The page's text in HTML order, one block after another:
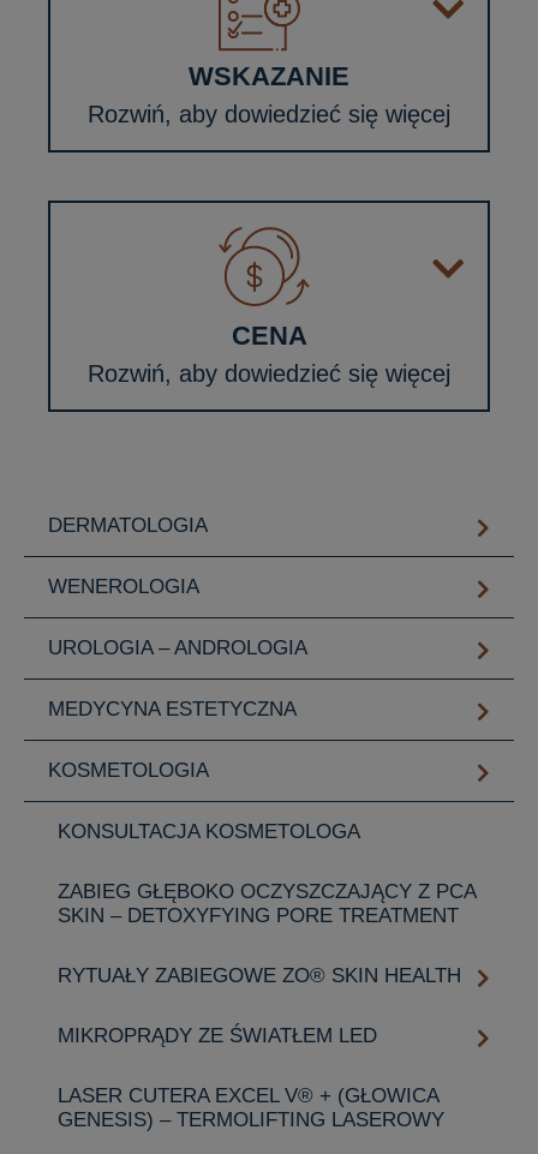
DERMATOLOGIA
WENEROLOGIA
UROLOGIA – ANDROLOGIA
MEDYCYNA ESTETYCZNA
KOSMETOLOGIA
KONSULTACJA KOSMETOLOGA
ZABIEG GŁĘBOKO OCZYSZCZAJĄCY Z PCA
SKIN – DETOXYFYING PORE TREATMENT
RYTUAŁY ZABIEGOWE ZO® SKIN HEALTH
MIKROPRĄDY ZE ŚWIATŁEM LED
LASER CUTERA EXCEL V® + (GŁOWICA
GENESIS) – TERMOLIFTING LASEROWY
WSKAZANIE
Rozwiń, aby dowiedzieć się więcej
CENA
Rozwiń, aby dowiedzieć się więcej